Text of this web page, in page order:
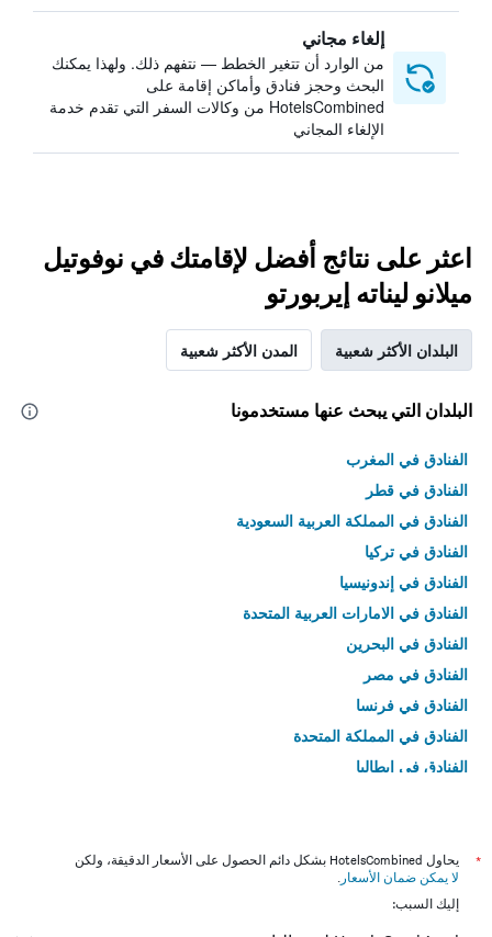
إلغاء مجاني
من الوارد أن تتغير الخطط — نتفهم ذلك. ولهذا يمكنك
البحث وحجز فنادق وأماكن إقامة على
HotelsCombined من وكالات السفر التي تقدم خدمة
الإلغاء المجاني
اعثر على نتائج أفضل لإقامتك في نوفوتيل
ميلانو ليناته إيربورتو
البلدان الأكثر شعبية المدن الأكثر شعبية
البلدان التي يبحث عنها مستخدمونا
الفنادق في المغرب
الفنادق في قطر
الفنادق في المملكة العربية السعودية
الفنادق في تركيا
الفنادق في إندونيسيا
الفنادق في الامارات العربية المتحدة
الفنادق في البحرين
الفنادق في مصر
الفنادق في فرنسا
الفنادق في المملكة المتحدة
الفنادق في إيطاليا
*
يحاول HotelsCombined بشكل دائم الحصول على الأسعار الدقيقة، ولكن
لا يمكن ضمان الأسعار .
إليك السبب: